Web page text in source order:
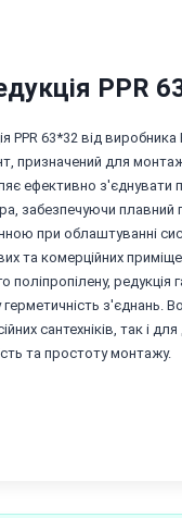
PPR
PPR 63*32 від
призначений для
ефективно з'єднувати
забезпечуючи плавний
при облаштуванні
та комерційних
поліпропілену,
з'єднань.
сантехніків, так і
та простоту монтажу.